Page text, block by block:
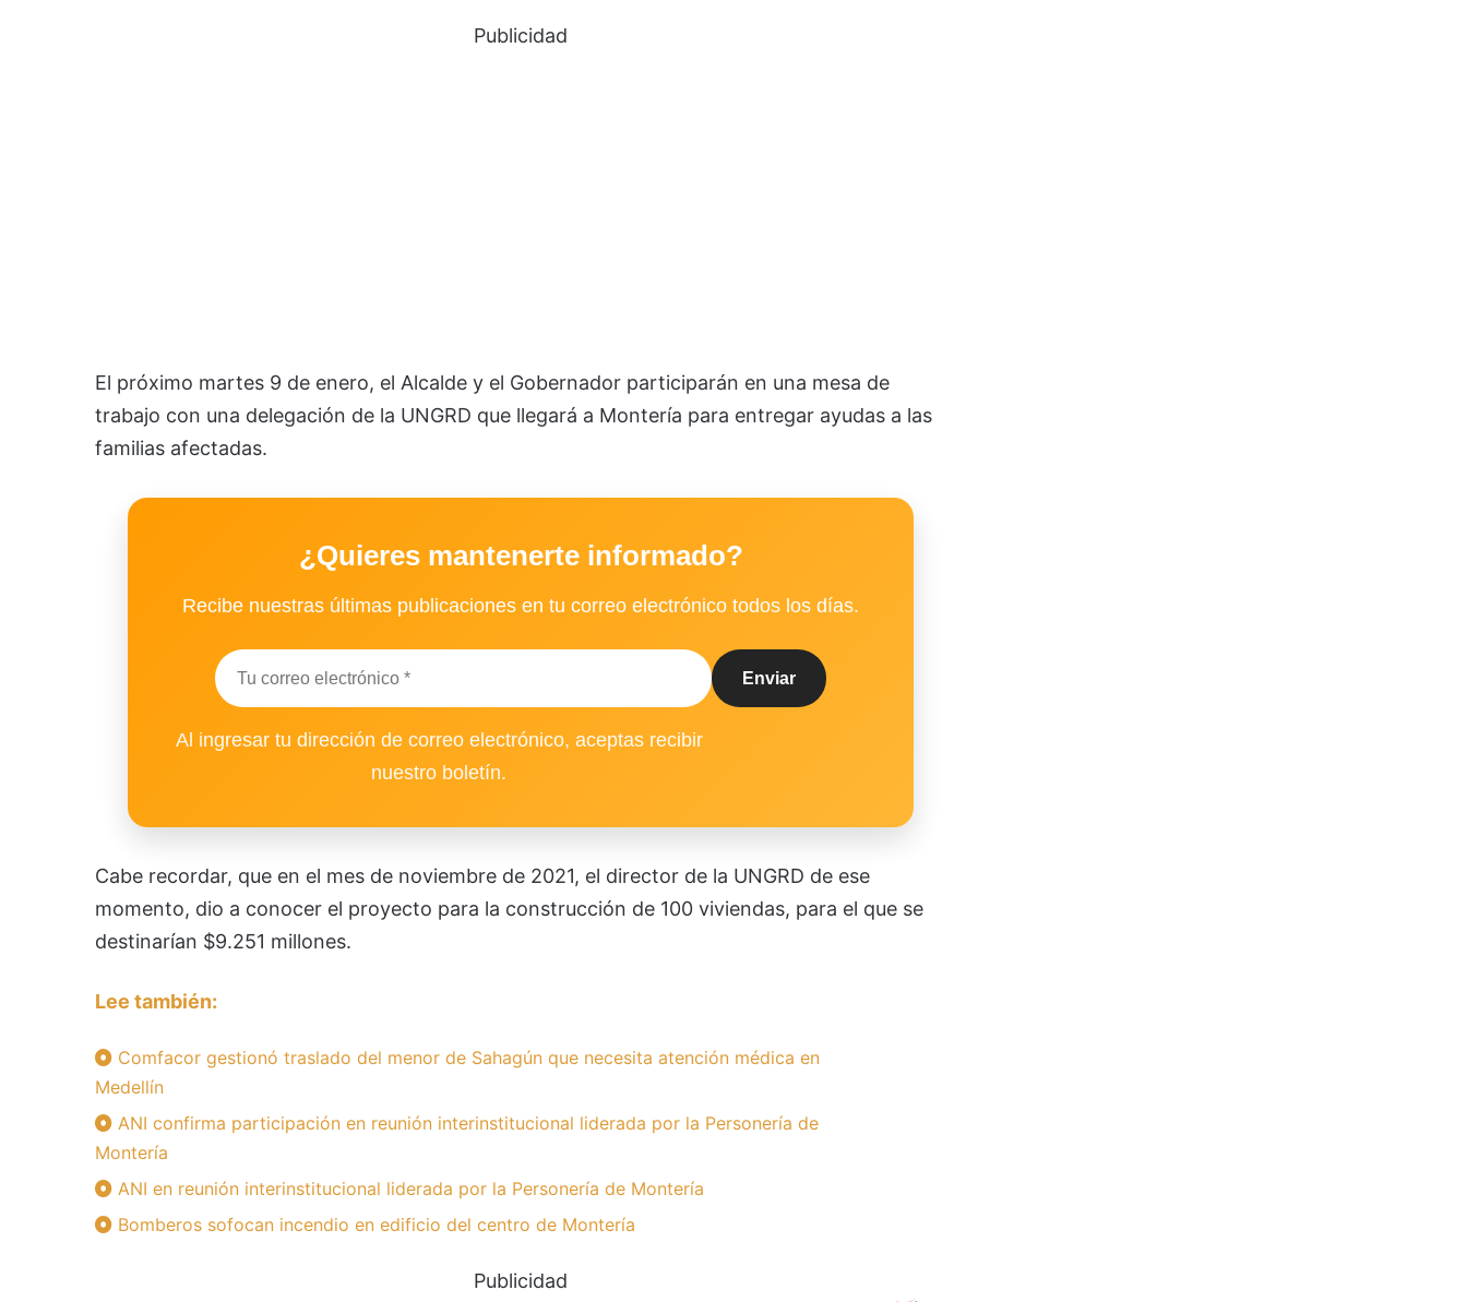
Publicidad
El próximo martes 9 de enero, el Alcalde y el Gobernador participarán en una mesa de
trabajo con una delegación de la UNGRD que llegará a Montería para entregar ayudas a las
familias afectadas.
¿Quieres mantenerte informado?
Recibe nuestras últimas publicaciones en tu correo electrónico todos los días.
Al ingresar tu dirección de correo electrónico, aceptas recibir
nuestro boletín.
Cabe recordar, que en el mes de noviembre de 2021, el director de la UNGRD de ese
momento, dio a conocer el proyecto para la construcción de 100 viviendas, para el que se
destinarían $9.251 millones.
Lee también:
Comfacor gestionó traslado del menor de Sahagún que necesita atención médica en
Medellín
ANI confirma participación en reunión interinstitucional liderada por la Personería de
Montería
ANI en reunión interinstitucional liderada por la Personería de Montería
Bomberos sofocan incendio en edificio del centro de Montería
Publicidad